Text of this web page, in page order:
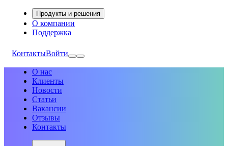
Продукты и решения
О компании
Поддержка
КонтактыВойти
О нас
Клиенты
Новости
Статьи
Вакансии
Отзывы
Контакты